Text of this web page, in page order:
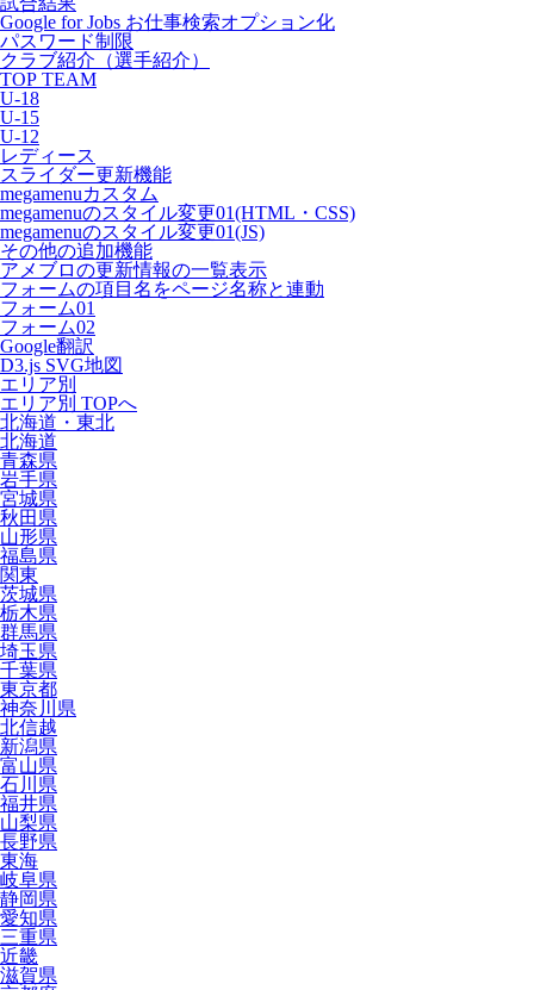
Google for Jobs お仕事検索オプション化
パスワード制限
クラブ紹介（選手紹介）
TOP TEAM
U-18
U-15
U-12
レディース
スライダー更新機能
megamenuカスタム
megamenuのスタイル変更01(HTML・CSS)
megamenuのスタイル変更01(JS)
その他の追加機能
アメブロの更新情報の一覧表示
フォームの項目名をページ名称と連動
フォーム01
フォーム02
Google翻訳
D3.js SVG地図
エリア別
エリア別 TOPへ
北海道・東北
北海道
青森県
岩手県
宮城県
秋田県
山形県
福島県
関東
茨城県
栃木県
群馬県
埼玉県
千葉県
東京都
神奈川県
北信越
新潟県
富山県
石川県
福井県
山梨県
長野県
東海
岐阜県
静岡県
愛知県
三重県
近畿
滋賀県